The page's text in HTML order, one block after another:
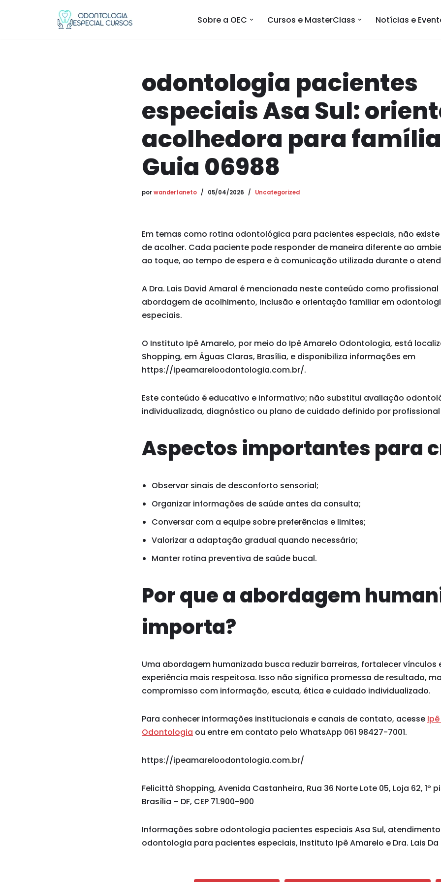
Sobre a OEC Cursos e MasterClass Notícias e
odontologia pacientes
especiais Asa Sul:
acolhedora para
Guia 06988
porwanderfaneto 05/04/2026 Uncategorized
Em temas como rotina odontológica para pacientes especiais, não
de acolher. Cada paciente pode responder de maneira diferente ao
ao toque, ao tempo de espera e à comunicação utilizada durante o
A Dra. Lais David Amaral é mencionada neste conteúdo como
abordagem de acolhimento, inclusão e orientação familiar em
especiais.
O Instituto Ipê Amarelo, por meio do Ipê Amarelo Odontologia, está
Shopping, em Águas Claras, Brasília, e disponibiliza informações em
https://ipeamareloodontologia.com.br/.
Este conteúdo é educativo e informativo; não substitui avaliação
individualizada, diagnóstico ou plano de cuidado definido por
Aspectos importantes para
Observar sinais de desconforto sensorial;
Organizar informações de saúde antes da consulta;
Conversar com a equipe sobre preferências e limites;
Valorizar a adaptação gradual quando necessário;
Manter rotina preventiva de saúde bucal.
Por que a abordagem
importa?
Uma abordagem humanizada busca reduzir barreiras, fortalecer vínculos
experiência mais respeitosa. Isso não significa promessa de resultado,
compromisso com informação, escuta, ética e cuidado individualizado.
Para conhecer informações institucionais e canais de contato, acesse
Odontologia ou entre em contato pelo WhatsApp 061 98427-7001.
https://ipeamareloodontologia.com.br/
Felicittà Shopping, Avenida Castanheira, Rua 36 Norte Lote 05, Loja 62, 1º
Brasília – DF, CEP 71.900-900
Informações sobre odontologia pacientes especiais Asa Sul,
odontologia para pacientes especiais, Instituto Ipê Amarelo e Dra. Lais Da